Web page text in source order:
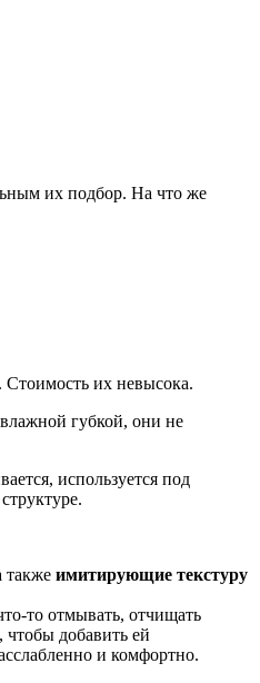
их подбор. На что же
Стоимость их невысока.
губкой, они не
используется под
также имитирующие текстуру
то отмывать, отчищать
чтобы добавить ей
и комфортно.